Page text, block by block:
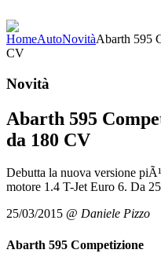
HomeAutoNovitàAbarth 595
CV
Novità
Abarth 595
da 180 CV
Debutta la nuova versione
motore 1.4 T-Jet Euro 6. Da
25/03/2015 @ Daniele Pizzo
Abarth 595 Competizione